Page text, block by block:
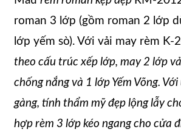
roman 3 lớp (gồm roman 2 lớp
lớp yếm sò). Với vải may rèm K-
theo cấu trúc xếp lớp, may 2 lớp
chống nắng và 1 lớp Yếm Võng.
gàng, tính thẩm mỹ đẹp lộng lẫy
hợp rèm 3 lớp kéo ngang cho cửa